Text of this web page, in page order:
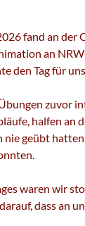
fand an
an
den Tag für
zuvor
halfen an
nie geübt
waren wir
dass an